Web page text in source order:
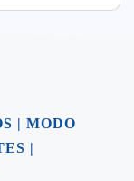
| MODO
|